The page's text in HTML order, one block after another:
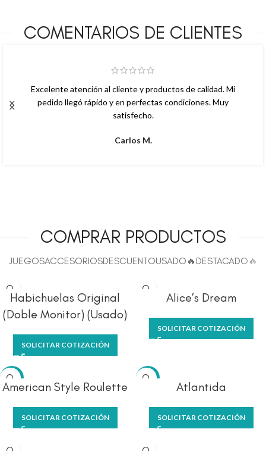
COMENTARIOS DE CLIENTES
Compré una tarjeta Habichuelas y superó mis expectativas.
Funciona perfecto y tiene un diseño muy profesional.
Recomendado.
Lucía R.
COMPRAR PRODUCTOS
JUEGOSACCESORIOSDESCUENTOUSADO 🔥DESTACADO🔥
Habichuelas Original
(Doble Monitor) (Usado)
SOLICITAR COTIZACIÓN
Alice’s Dream
SOLICITAR COTIZACIÓN
-9%
American Style Roulette
SOLICITAR COTIZACIÓN
-6%
Atlantida
SOLICITAR COTIZACIÓN